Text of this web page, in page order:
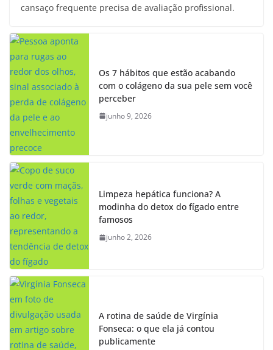
cansaço frequente precisa de avaliação profissional.
Os 7 hábitos que estão acabando
com o colágeno da sua pele sem você
perceber
junho 9, 2026
Limpeza hepática funciona? A
modinha do detox do fígado entre
famosos
junho 2, 2026
A rotina de saúde de Virgínia
Fonseca: o que ela já contou
publicamente